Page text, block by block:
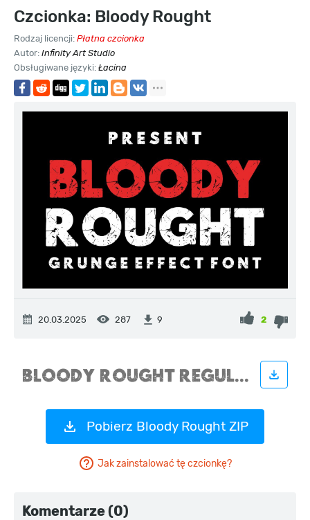
Czcionka: Bloody Rought
Rodzaj licencji: Płatna czcionka
Autor: Infinity Art Studio
Obsługiwane języki: Łacina
20.03.2025 287 9 2
Pobierz Bloody Rought ZIP
Jak zainstalować tę czcionkę?
Komentarze (0)